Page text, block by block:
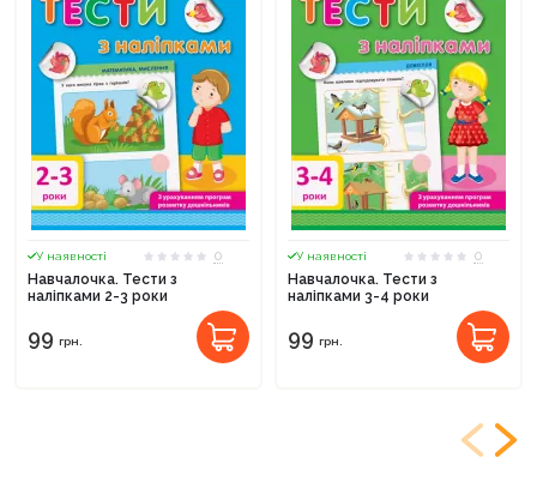
У наявності
0
Навчалочка. Тести з
наліпками 2-3 роки
99 грн.
У наявності
0
Навчалочка. Тести з
наліпками 3-4 роки
99 грн.